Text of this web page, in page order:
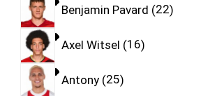
Benjamin Pavard 22
Axel Witsel 16
Antony 25